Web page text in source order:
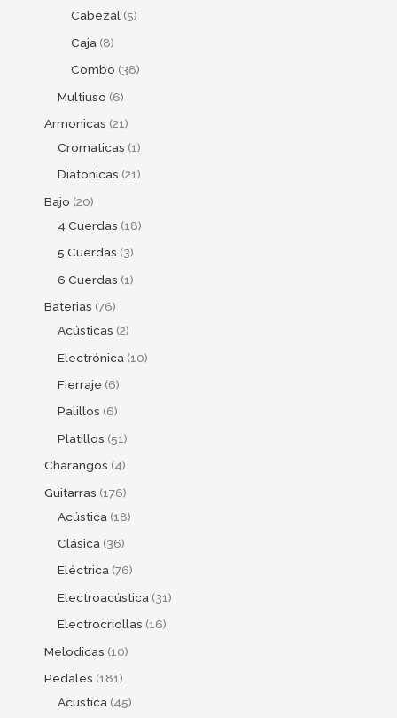
Cabezal 5
Caja 8
Combo 38
Multiuso 6
Armonicas 21
Cromaticas 1
Diatonicas 21
Bajo 20
4 Cuerdas 18
5 Cuerdas 3
6 Cuerdas 1
Baterias 76
Acústicas 2
Electrónica 10
Fierraje 6
Palillos 6
Platillos 51
Charangos 4
Guitarras 176
Acústica 18
Clásica 36
Eléctrica 76
Electroacústica 31
Electrocriollas 16
Melodicas 10
Pedales 181
Acustica 45